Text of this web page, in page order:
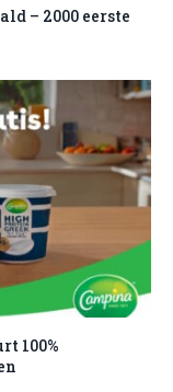
– 2000 eerste
100%